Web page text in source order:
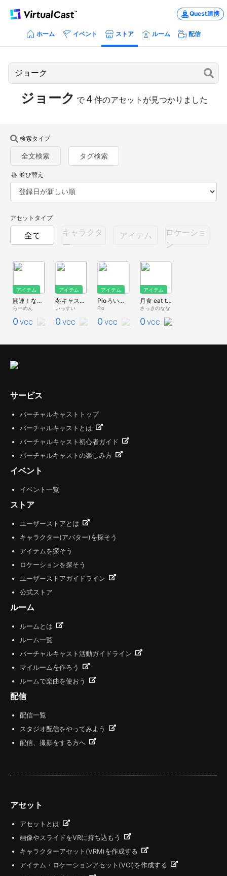
Quest連携
ホーム イベント ストア ルーム 配信
ジョーク で 4 件のアセットが見つかりました
検索タイプ
全文検索 タグ検索
並び替え
アセットタイプ
全て
キャラクタ
ー
アイテム
ロケーショ
ン
アイテム
開運！なんでもカンデーナ
らーめん
0 VCC
アイテム
冬キャスマーケット2023新作②ジョーク福豆
いっすい
0 VCC
アイテム
Pioろいつま
Pio
0 VCC
アイテム
月食 eat the moon
さっきのなな
0 VCC
サービス
バーチャルキャストトップ
バーチャルキャストとは
バーチャルキャスト初心者ガイド
バーチャルキャストの楽しみ方
イベント
イベント一覧
ストア
ユーザーストアとは
キャラクター(アバター)を探そう
アイテムを探そう
ロケーションを探そう
ユーザーストアガイドライン
公式ストア
ルーム
ルームとは
ルーム一覧
バーチャルキャスト活動ガイドライン
マイルームを作ろう
ルームで楽曲を使おう
配信
配信一覧
スタジオ配信をやってみよう
配信、撮影をする方へ
アセット
アセットとは
画像やスライドをVRに持ち込もう
キャラクターアセット(VRM)を作成する
アイテム・ロケーションアセット(VCI)を作成する